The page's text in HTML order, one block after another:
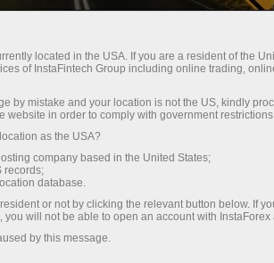
located in the USA. If you are a resident of the
of InstaFintech Group including online trading,
by mistake and your location is not the US, kindly
website in order to comply with government
as the USA?
company based in the United States;
records;
database.
or not by clicking the relevant button below. If
will not be able to open an account with InstaForex
by this message.